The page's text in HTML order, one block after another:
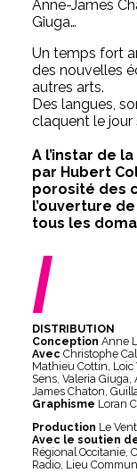
Anne-James
Giuga…
Un temps fort
des nouvelles
autres arts.
Des langues,
claquent le jour
A l’instar de
par Hubert
porosité des
l’ouverture
tous les
/
DISTRIBUTION
Conception Anne
Avec Christophe
Mathieu Cottin,
Sens, Valeria
James Chaton,
Graphisme Loran
Production Le
Avec le soutien
Régional Occitanie,
Radio, Lieu